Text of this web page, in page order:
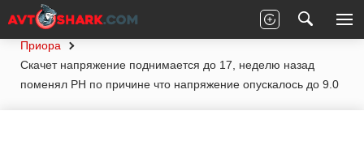
Главная Вопросы экспертам
Приора
Скачет напряжение поднимается до 17, неделю назад
поменял РН по причине что напряжение опускалось до 9.0